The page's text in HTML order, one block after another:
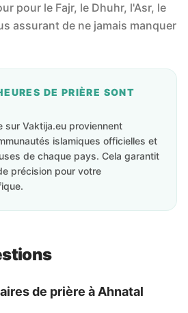
pour le Fajr, le Dhuhr, l'Asr, le
assurant de ne jamais manquer
DE PRIÈRE SONT
sur Vaktija.eu proviennent
islamiques officielles et
de chaque pays. Cela garantit
précision pour votre
de prière à Ahnatal